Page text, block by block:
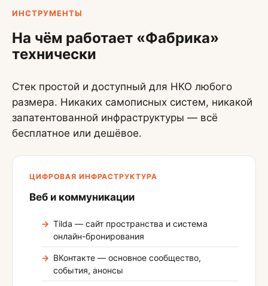
ИНСТРУМЕНТЫ
На чём работает «Фабрика»
технически
Стек простой и доступный для НКО любого
размера. Никаких самописных систем, никакой
запатентованной инфраструктуры — всё
бесплатное или дешёвое.
ЦИФРОВАЯ ИНФРАСТРУКТУРА
Веб и коммуникации
Tilda — сайт пространства и система
онлайн-бронирования
ВКонтакте — основное сообщество,
события, анонсы